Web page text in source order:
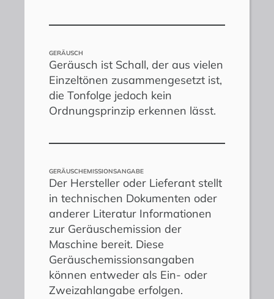
GERÄUSCH
Geräusch ist Schall, der aus vielen
Einzeltönen zusammengesetzt ist,
die Tonfolge jedoch kein
Ordnungsprinzip erkennen lässt.
GERÄUSCHEMISSIONSANGABE
Der Hersteller oder Lieferant stellt
in technischen Dokumenten oder
anderer Literatur Informationen
zur Geräuschemission der
Maschine bereit. Diese
Geräuschemissionsangaben
können entweder als Ein- oder
Zweizahlangabe erfolgen.